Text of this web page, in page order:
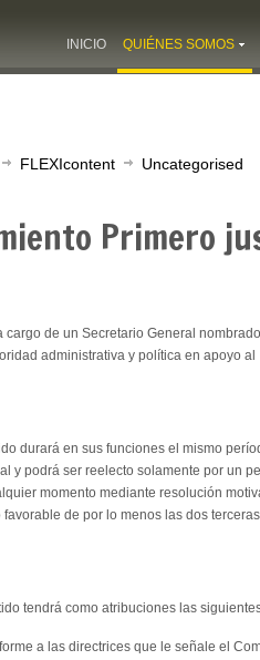
INICIO QUIÉNES SOMOS
FLEXIcontent Uncategorised
Primero
cargo de un Secretario General
administrativa y política en apoyo al
durará en sus funciones el mismo
y podrá ser reelecto solamente por un
momento mediante resolución
de por lo menos las dos
tendrá como atribuciones las
a las directrices que le señale el